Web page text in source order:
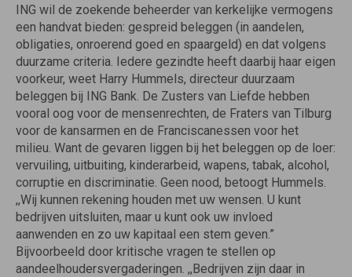
ING wil de zoekende beheerder van kerkelijke vermogens
een handvat bieden: gespreid beleggen (in aandelen,
obligaties, onroerend goed en spaargeld) en dat volgens
duurzame criteria. Iedere gezindte heeft daarbij haar eigen
voorkeur, weet Harry Hummels, directeur duurzaam
beleggen bij ING Bank. De Zusters van Liefde hebben
vooral oog voor de mensenrechten, de Fraters van Tilburg
voor de kansarmen en de Franciscanessen voor het
milieu. Want de gevaren liggen bij het beleggen op de loer:
vervuiling, uitbuiting, kinderarbeid, wapens, tabak, alcohol,
corruptie en discriminatie. Geen nood, betoogt Hummels.
,,Wij kunnen rekening houden met uw wensen. U kunt
bedrijven uitsluiten, maar u kunt ook uw invloed
aanwenden en zo uw kapitaal een stem geven.”
Bijvoorbeeld door kritische vragen te stellen op
aandeelhoudersvergaderingen. ,,Bedrijven zijn daar in